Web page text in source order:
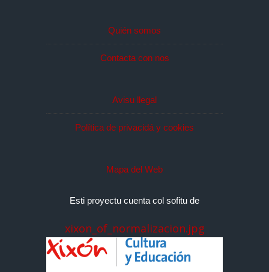
Quién somos
Contacta con nos
Avisu llegal
Política de privacidá y cookies
Mapa del Web
Esti proyectu cuenta col sofitu de
xixon_of_normalizacion.jpg